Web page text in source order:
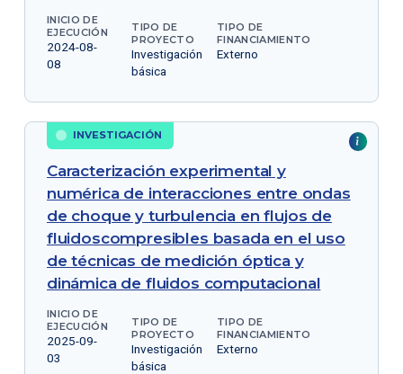
INICIO DE
EJECUCIÓN
2024-08-
08
TIPO DE
PROYECTO
Investigación
básica
TIPO DE
FINANCIAMIENTO
Externo
INVESTIGACIÓN
Caracterización experimental y
numérica de interacciones entre ondas
de choque y turbulencia en flujos de
fluidoscompresibles basada en el uso
de técnicas de medición óptica y
dinámica de fluidos computacional
INICIO DE
EJECUCIÓN
2025-09-
03
TIPO DE
PROYECTO
Investigación
básica
TIPO DE
FINANCIAMIENTO
Externo